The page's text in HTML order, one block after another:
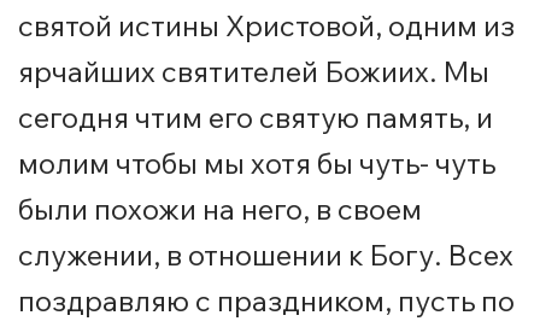
святой истины Христовой, одним из
ярчайших святителей Божиих. Мы
сегодня чтим его святую память, и
молим чтобы мы хотя бы чуть- чуть
были похожи на него, в своем
служении, в отношении к Богу. Всех
поздравляю с праздником, пусть по